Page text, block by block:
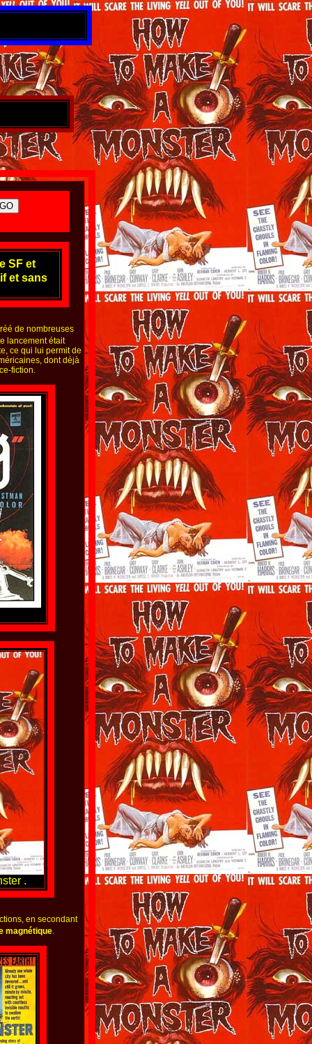
SF et
et sans
de nombreuses
lancement était
ce qui lui permit de
dont déjà
fiction.
.
en secondant
magnétique.